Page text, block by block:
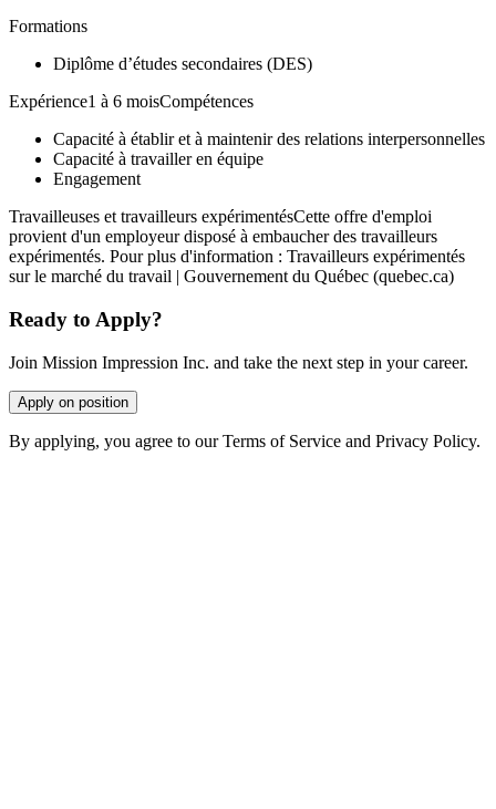
Formations
Diplôme d’études secondaires (DES)
Expérience1 à 6 moisCompétences
Capacité à établir et à maintenir des relations interpersonnelles
Capacité à travailler en équipe
Engagement
Travailleuses et travailleurs expérimentésCette offre d'emploi
provient d'un employeur disposé à embaucher des travailleurs
expérimentés. Pour plus d'information : Travailleurs expérimentés
sur le marché du travail | Gouvernement du Québec (quebec.ca)
Ready to Apply?
Join Mission Impression Inc. and take the next step in your career.
Apply on position
By applying, you agree to our Terms of Service and Privacy Policy.